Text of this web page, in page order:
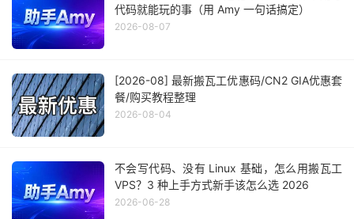
代码就能玩的事（用 Amy 一句话搞定）
2026-08-07
[2026-08] 最新搬瓦工优惠码/CN2 GIA优惠套
餐/购买教程整理
2026-08-04
不会写代码、没有 Linux 基础，怎么用搬瓦工
VPS？3 种上手方式新手该怎么选 2026
2026-06-28